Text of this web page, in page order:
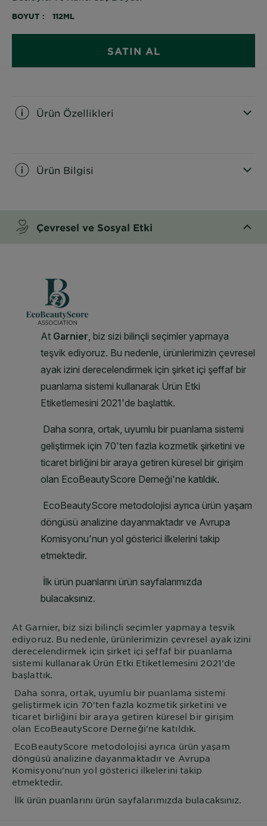
BOYUT 112ML
SATIN AL
Ürün Özellikleri
Ürün Bilgisi
Çevresel ve Sosyal Etki
At Garnier, biz sizi bilinçli seçimler yapmaya teşvik
ediyoruz. Bu nedenle, ürünlerimizin çevresel ayak izini
derecelendirmek için şirket içi şeffaf bir puanlama
sistemi kullanarak Ürün Etki Etiketlemesini 2021'de
başlattık.
Daha sonra, ortak, uyumlu bir puanlama sistemi
geliştirmek için 70'ten fazla kozmetik şirketini ve
ticaret birliğini bir araya getiren küresel bir girişim
olan EcoBeautyScore Derneği'ne katıldık.
EcoBeautyScore metodolojisi ayrıca ürün yaşam
döngüsü analizine dayanmaktadır ve Avrupa
Komisyonu'nun yol gösterici ilkelerini takip
etmektedir.
İlk ürün puanlarını ürün sayfalarımızda bulacaksınız.